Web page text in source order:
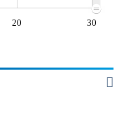
20
30